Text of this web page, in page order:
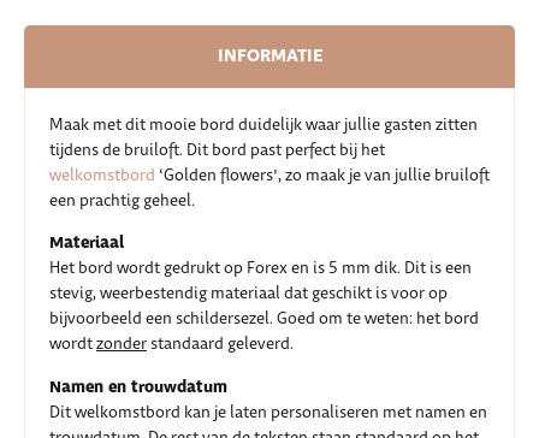
INFORMATIE
Maak met dit mooie bord duidelijk waar jullie gasten zitten
tijdens de bruiloft. Dit bord past perfect bij het
welkomstbord ‘Golden flowers’, zo maak je van jullie bruiloft
een prachtig geheel.
Materiaal
Het bord wordt gedrukt op Forex en is 5 mm dik. Dit is een
stevig, weerbestendig materiaal dat geschikt is voor op
bijvoorbeeld een schildersezel. Goed om te weten: het bord
wordtzonderstandaard geleverd.
Namen en trouwdatum
Dit welkomstbord kan je laten personaliseren met namen en